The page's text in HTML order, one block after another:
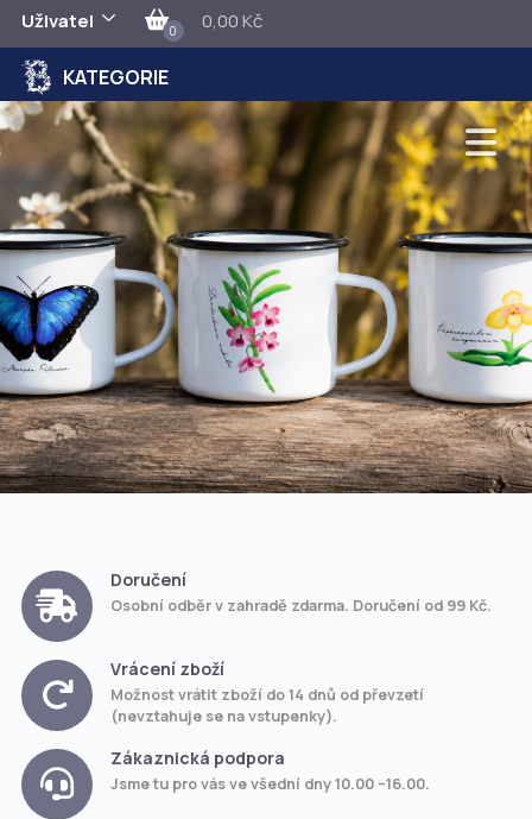
Uživatel 0 0,00 Kč
KATEGORIE
Doručení
Osobní odběr v zahradě zdarma. Doručení od 99 Kč.
Vrácení zboží
Možnost vrátit zboží do 14 dnů od převzetí
(nevztahuje se na vstupenky).
Zákaznická podpora
Jsme tu pro vás ve všední dny 10.00 –16.00.